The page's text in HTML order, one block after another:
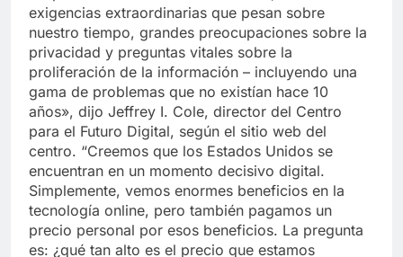
exigencias extraordinarias que pesan sobre
nuestro tiempo, grandes preocupaciones sobre la
privacidad y preguntas vitales sobre la
proliferación de la información – incluyendo una
gama de problemas que no existían hace 10
años», dijo Jeffrey I. Cole, director del Centro
para el Futuro Digital, según el sitio web del
centro. “Creemos que los Estados Unidos se
encuentran en un momento decisivo digital.
Simplemente, vemos enormes beneficios en la
tecnología online, pero también pagamos un
precio personal por esos beneficios. La pregunta
es: ¿qué tan alto es el precio que estamos